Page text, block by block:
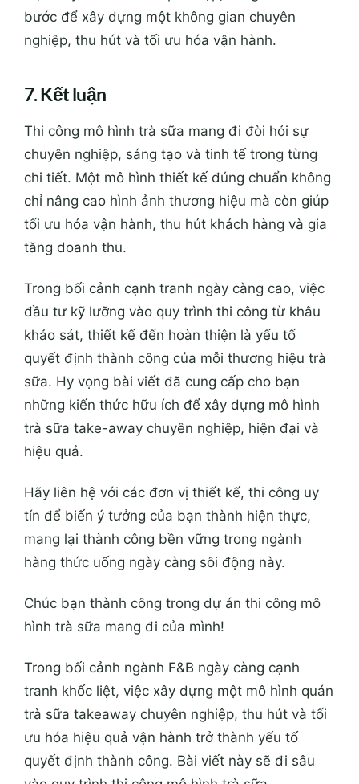
bước để xây dựng một không gian chuyên
nghiệp, thu hút và tối ưu hóa vận hành.
7. Kết luận
Thi công mô hình trà sữa mang đi đòi hỏi sự
chuyên nghiệp, sáng tạo và tinh tế trong từng
chi tiết. Một mô hình thiết kế đúng chuẩn không
chỉ nâng cao hình ảnh thương hiệu mà còn giúp
tối ưu hóa vận hành, thu hút khách hàng và gia
tăng doanh thu.
Trong bối cảnh cạnh tranh ngày càng cao, việc
đầu tư kỹ lưỡng vào quy trình thi công từ khâu
khảo sát, thiết kế đến hoàn thiện là yếu tố
quyết định thành công của mỗi thương hiệu trà
sữa. Hy vọng bài viết đã cung cấp cho bạn
những kiến thức hữu ích để xây dựng mô hình
trà sữa take-away chuyên nghiệp, hiện đại và
hiệu quả.
Hãy liên hệ với các đơn vị thiết kế, thi công uy
tín để biến ý tưởng của bạn thành hiện thực,
mang lại thành công bền vững trong ngành
hàng thức uống ngày càng sôi động này.
Chúc bạn thành công trong dự án thi công mô
hình trà sữa mang đi của mình!
Trong bối cảnh ngành F&B ngày càng cạnh
tranh khốc liệt, việc xây dựng một mô hình quán
trà sữa takeaway chuyên nghiệp, thu hút và tối
ưu hóa hiệu quả vận hành trở thành yếu tố
quyết định thành công. Bài viết này sẽ đi sâu